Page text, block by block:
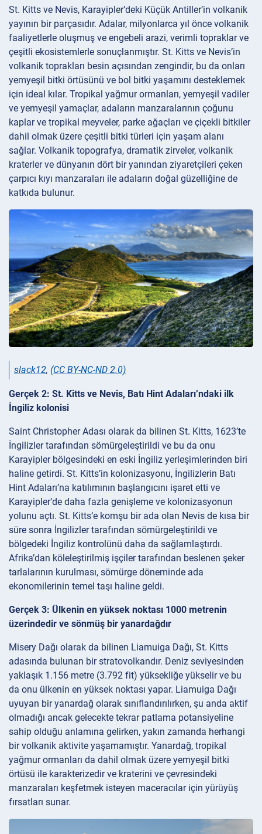
St. Kitts ve Nevis, Karayipler’deki Küçük Antiller’in volkanik
yayının bir parçasıdır. Adalar, milyonlarca yıl önce volkanik
faaliyetlerle oluşmuş ve engebeli arazi, verimli topraklar ve
çeşitli ekosistemlerle sonuçlanmıştır. St. Kitts ve Nevis’in
volkanik toprakları besin açısından zengindir, bu da onları
yemyeşil bitki örtüsünü ve bol bitki yaşamını desteklemek
için ideal kılar. Tropikal yağmur ormanları, yemyeşil vadiler
ve yemyeşil yamaçlar, adaların manzaralarının çoğunu
kaplar ve tropikal meyveler, parke ağaçları ve çiçekli bitkiler
dahil olmak üzere çeşitli bitki türleri için yaşam alanı
sağlar. Volkanik topografya, dramatik zirveler, volkanik
kraterler ve dünyanın dört bir yanından ziyaretçileri çeken
çarpıcı kıyı manzaraları ile adaların doğal güzelliğine de
katkıda bulunur.
slack12, (CC BY-NC-ND 2.0)
Gerçek 2: St. Kitts ve Nevis, Batı Hint Adaları’ndaki ilk
İngiliz kolonisi
Saint Christopher Adası olarak da bilinen St. Kitts, 1623’te
İngilizler tarafından sömürgeleştirildi ve bu da onu
Karayipler bölgesindeki en eski İngiliz yerleşimlerinden biri
haline getirdi. St. Kitts’in kolonizasyonu, İngilizlerin Batı
Hint Adaları’na katılımının başlangıcını işaret etti ve
Karayipler’de daha fazla genişleme ve kolonizasyonun
yolunu açtı. St. Kitts’e komşu bir ada olan Nevis de kısa bir
süre sonra İngilizler tarafından sömürgeleştirildi ve
bölgedeki İngiliz kontrolünü daha da sağlamlaştırdı.
Afrika’dan köleleştirilmiş işçiler tarafından beslenen şeker
tarlalarının kurulması, sömürge döneminde ada
ekonomilerinin temel taşı haline geldi.
Gerçek 3: Ülkenin en yüksek noktası 1000 metrenin
üzerindedir ve sönmüş bir yanardağdır
Misery Dağı olarak da bilinen Liamuiga Dağı, St. Kitts
adasında bulunan bir stratovolkandır. Deniz seviyesinden
yaklaşık 1.156 metre (3.792 fit) yüksekliğe yükselir ve bu
da onu ülkenin en yüksek noktası yapar. Liamuiga Dağı
uyuyan bir yanardağ olarak sınıflandırılırken, şu anda aktif
olmadığı ancak gelecekte tekrar patlama potansiyeline
sahip olduğu anlamına gelirken, yakın zamanda herhangi
bir volkanik aktivite yaşamamıştır. Yanardağ, tropikal
yağmur ormanları da dahil olmak üzere yemyeşil bitki
örtüsü ile karakterizedir ve kraterini ve çevresindeki
manzaraları keşfetmek isteyen maceracılar için yürüyüş
fırsatları sunar.